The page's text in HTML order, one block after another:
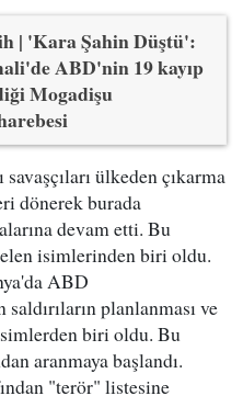
| 'Kara Şahin Düştü':
ABD'nin 19 kayıp
Mogadişu
savaşçıları ülkeden çıkarma
dönerek burada
devam etti. Bu
isimlerinden biri oldu.
ABD
planlanması ve
biri oldu. Bu
aranmaya başlandı.
"terör" listesine